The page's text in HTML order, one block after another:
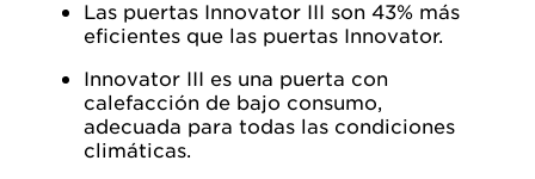
Las puertas Innovator III son 43% más
eficientes que las puertas Innovator.
Innovator III es una puerta con
calefacción de bajo consumo,
adecuada para todas las condiciones
climáticas.